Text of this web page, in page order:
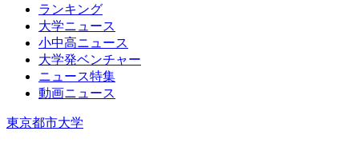
ランキング
大学ニュース
小中高ニュース
大学発ベンチャー
ニュース特集
動画ニュース
東京都市大学